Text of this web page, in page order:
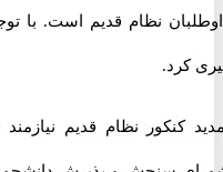
نظام قدیم است. با توجه
کنکور نظام قدیم نیازمند